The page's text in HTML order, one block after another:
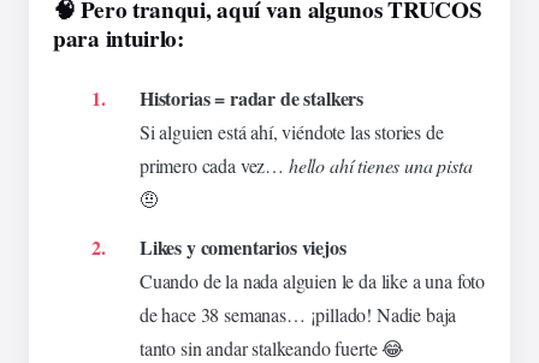
🧠 Perotranqui, aquí van algunos TRUCOS
paraintuirlo:
Historias =radarde stalkers
Si alguien está ahí,viéndotelasstoriesde
primero cada vez… helloahí tienes una pista
🤨
Likes y comentarios viejos
Cuando de la nada alguien le da like a una foto
de hace 38 semanas… ¡pillado! Nadie baja
tanto sin andar stalkeando fuerte 😂